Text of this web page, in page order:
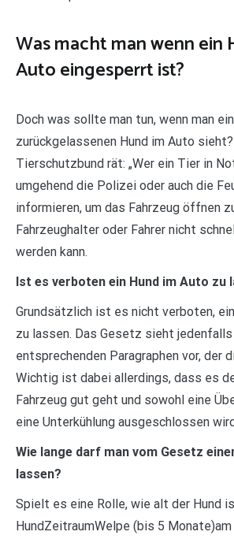
Was macht man wenn ein
Auto eingesperrt ist?
Doch was sollte man tun, wenn man
zurückgelassenen Hund im Auto
Tierschutzbund rät: „Wer ein Tier in
umgehend die Polizei oder auch die
informieren, um das Fahrzeug öffnen
Fahrzeughalter oder Fahrer nicht
werden kann.
Ist es verboten ein Hund im Auto zu
Grundsätzlich ist es nicht verboten,
zu lassen. Das Gesetz sieht
entsprechenden Paragraphen vor, der
Wichtig ist dabei allerdings, dass es
Fahrzeug gut geht und sowohl eine
eine Unterkühlung ausgeschlossen
Wie lange darf man vom Gesetz
lassen?
Spielt es eine Rolle, wie alt der Hund
HundZeitraumWelpe (bis 5